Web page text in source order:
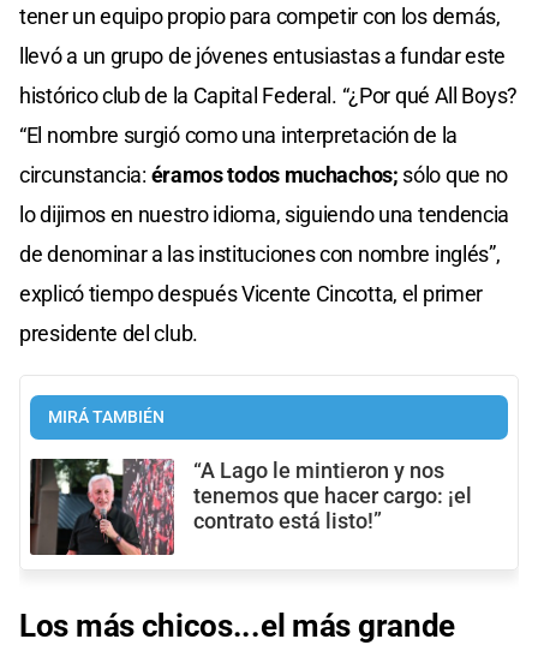
tener un equipo propio para competir con los demás,
llevó a un grupo de jóvenes entusiastas a fundar este
histórico club de la Capital Federal. “¿Por qué All Boys?
“El nombre surgió como una interpretación de la
circunstancia: éramos todos muchachos; sólo que no
lo dijimos en nuestro idioma, siguiendo una tendencia
de denominar a las instituciones con nombre inglés”,
explicó tiempo después Vicente Cincotta, el primer
presidente del club.
MIRÁ TAMBIÉN
“A Lago le mintieron y nos
tenemos que hacer cargo: ¡el
contrato está listo!”
Los más chicos...el más grande